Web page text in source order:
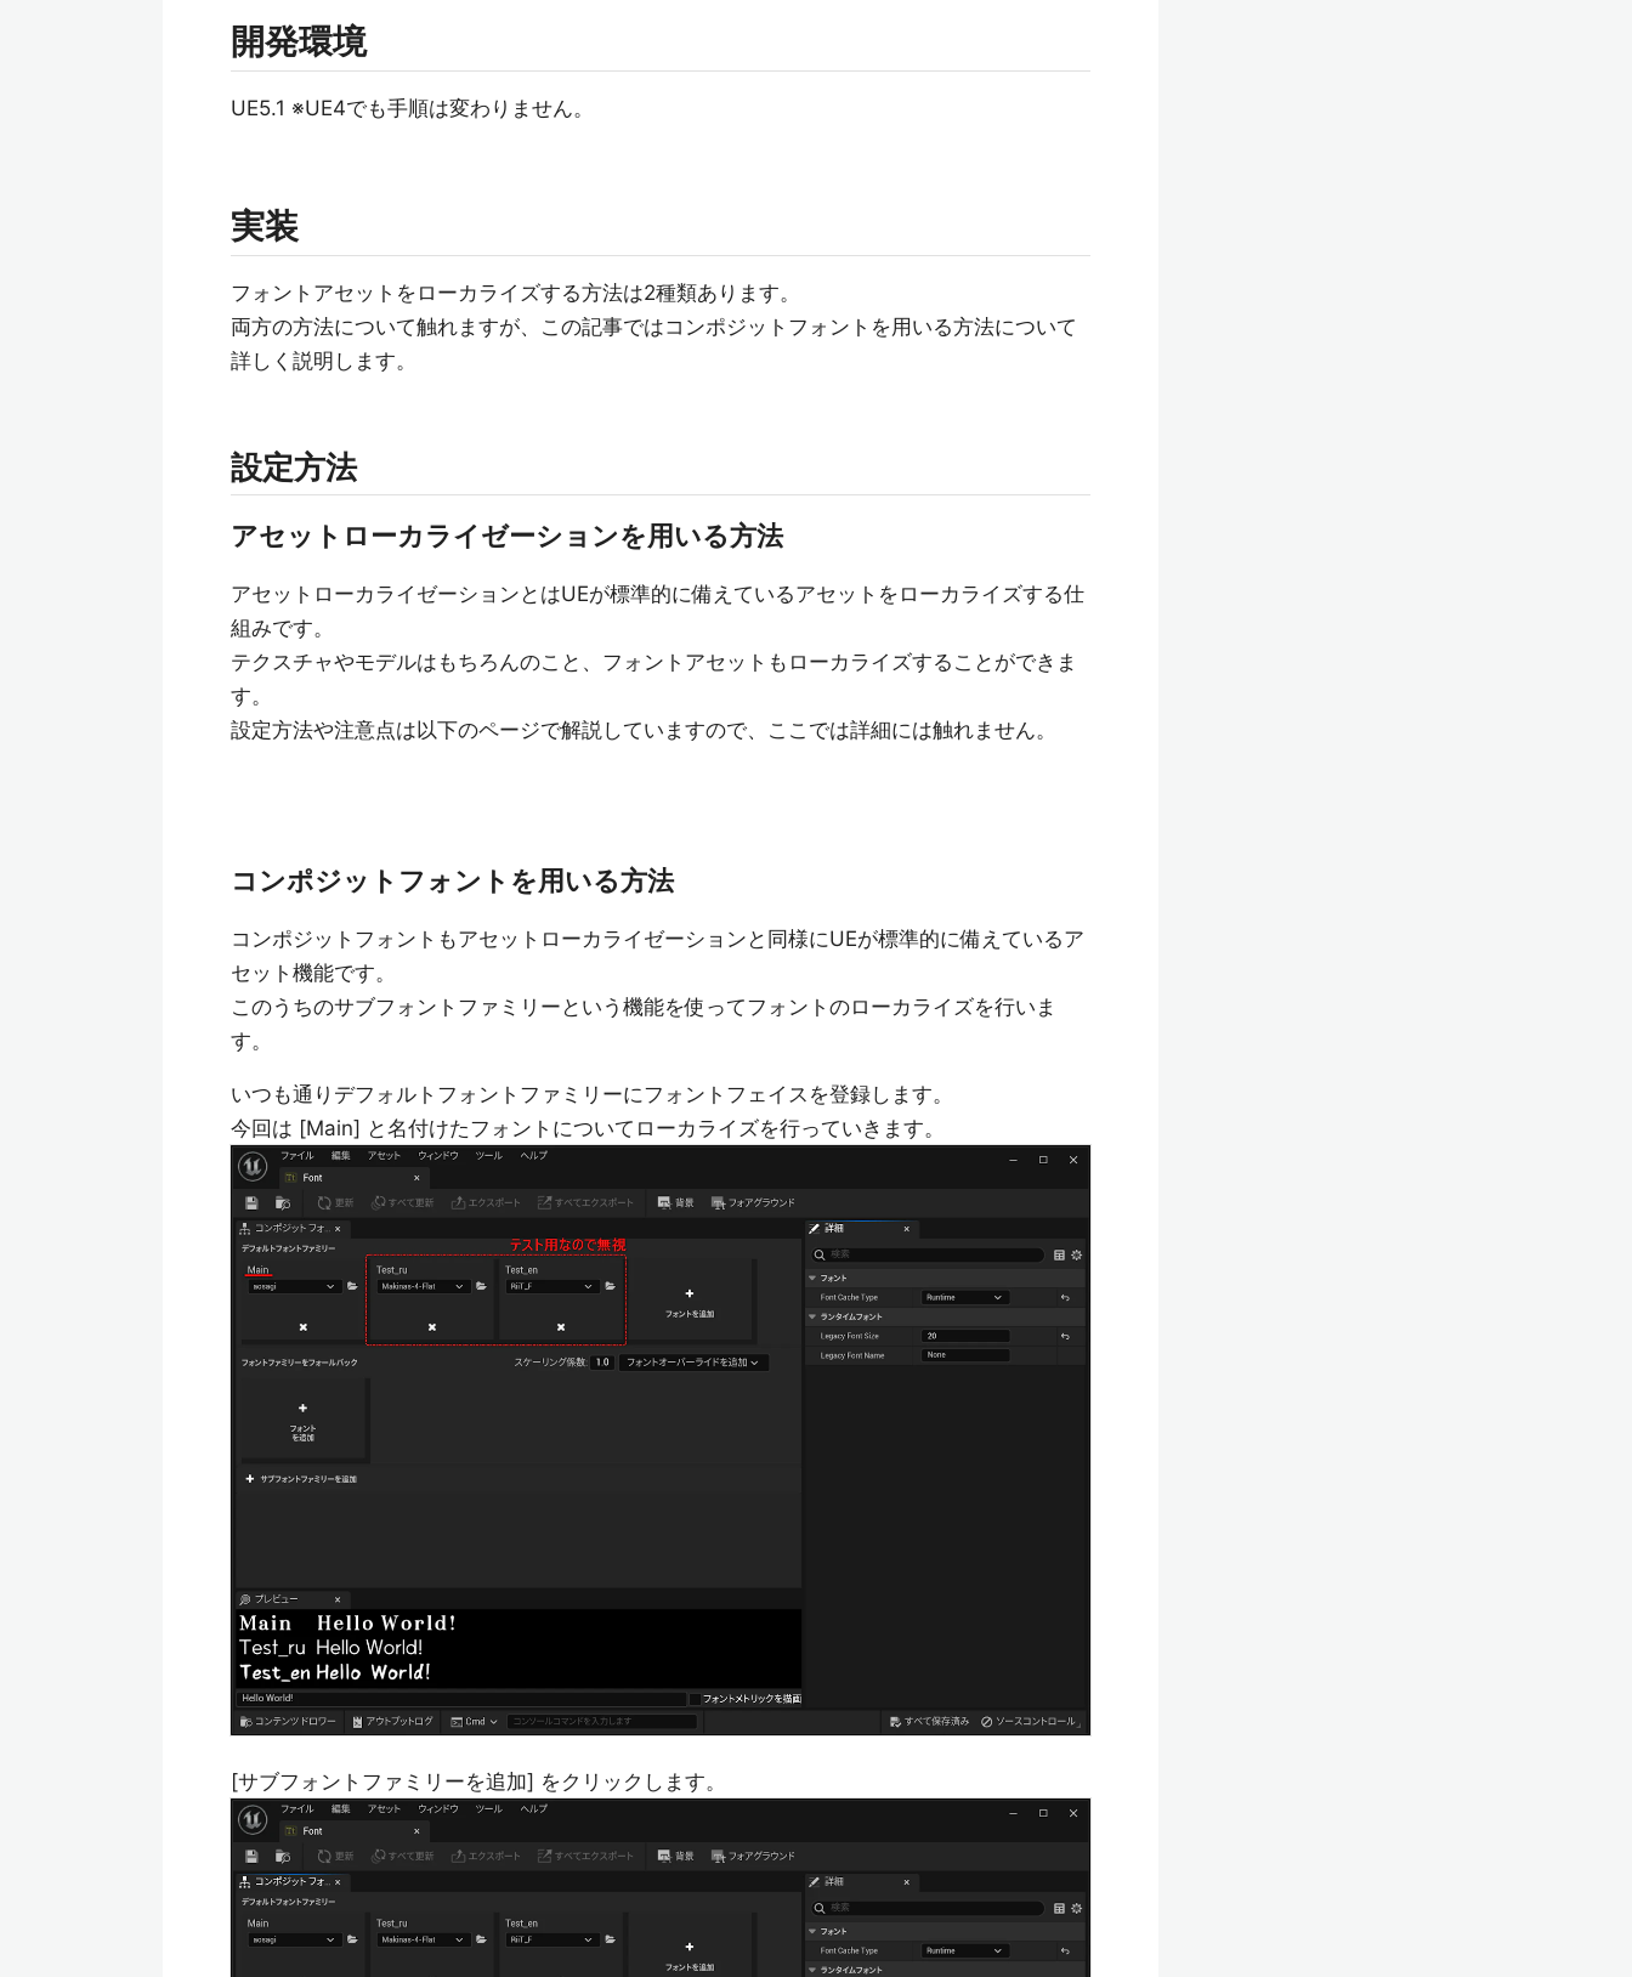
開発環境
UE5.1 ※UE4でも手順は変わりません。
実装
フォントアセットをローカライズする方法は2種類あります。
両方の方法について触れますが、この記事ではコンポジットフォントを用いる方法について
詳しく説明します。
設定方法
アセットローカライゼーションを用いる方法
アセットローカライゼーションとはUEが標準的に備えているアセットをローカライズする仕
組みです。
テクスチャやモデルはもちろんのこと、フォントアセットもローカライズすることができま
す。
設定方法や注意点は以下のページで解説していますので、ここでは詳細には触れません。
コンポジットフォントを用いる方法
コンポジットフォントもアセットローカライゼーションと同様にUEが標準的に備えているア
セット機能です。
このうちのサブフォントファミリーという機能を使ってフォントのローカライズを行いま
す。
いつも通りデフォルトフォントファミリーにフォントフェイスを登録します。
今回は [Main] と名付けたフォントについてローカライズを行っていきます。
[サブフォントファミリーを追加] をクリックします。